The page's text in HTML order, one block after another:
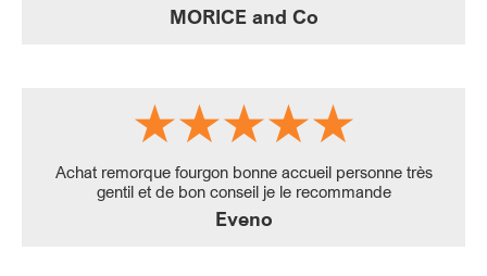
MORICE and Co
Achat remorque fourgon bonne accueil personne très
gentil et de bon conseil je le recommande
Eveno